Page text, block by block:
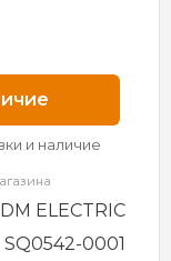
и наличие
ELECTRIC
SQ0542-0001